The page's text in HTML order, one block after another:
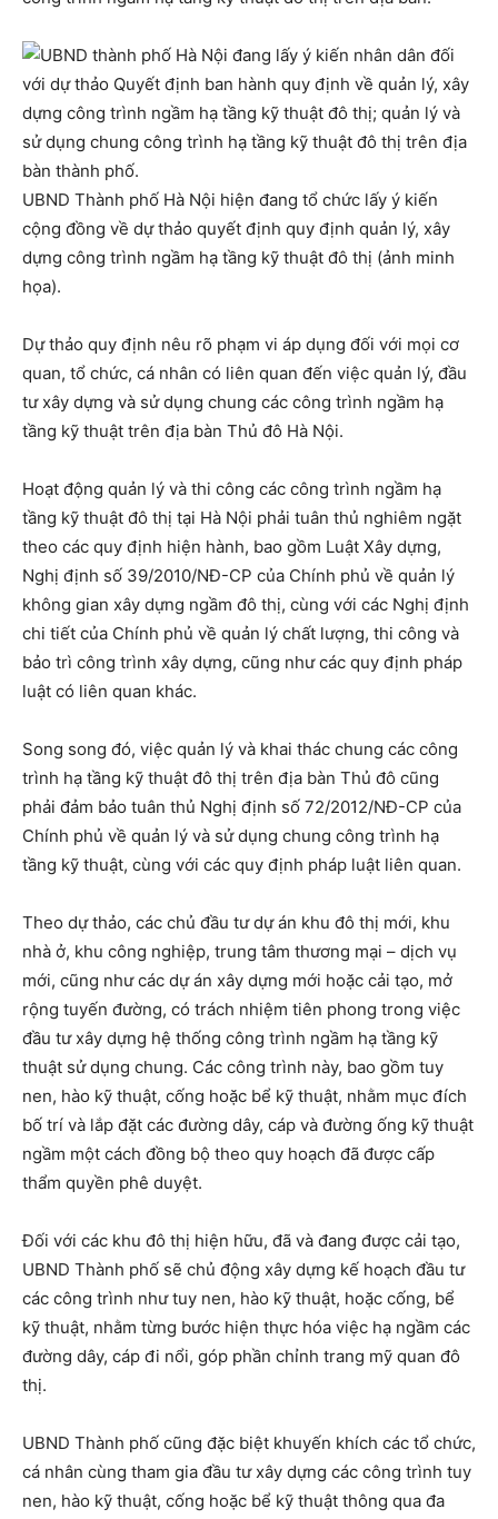
UBND Thành phố Hà Nội hiện đang tổ chức lấy ý kiến
cộng đồng về dự thảo quyết định quy định quản lý, xây
dựng công trình ngầm hạ tầng kỹ thuật đô thị (ảnh minh
họa).
Dự thảo quy định nêu rõ phạm vi áp dụng đối với mọi cơ
quan, tổ chức, cá nhân có liên quan đến việc quản lý, đầu
tư xây dựng và sử dụng chung các công trình ngầm hạ
tầng kỹ thuật trên địa bàn Thủ đô Hà Nội.
Hoạt động quản lý và thi công các công trình ngầm hạ
tầng kỹ thuật đô thị tại Hà Nội phải tuân thủ nghiêm ngặt
theo các quy định hiện hành, bao gồm Luật Xây dựng,
Nghị định số 39/2010/NĐ-CP của Chính phủ về quản lý
không gian xây dựng ngầm đô thị, cùng với các Nghị định
chi tiết của Chính phủ về quản lý chất lượng, thi công và
bảo trì công trình xây dựng, cũng như các quy định pháp
luật có liên quan khác.
Song song đó, việc quản lý và khai thác chung các công
trình hạ tầng kỹ thuật đô thị trên địa bàn Thủ đô cũng
phải đảm bảo tuân thủ Nghị định số 72/2012/NĐ-CP của
Chính phủ về quản lý và sử dụng chung công trình hạ
tầng kỹ thuật, cùng với các quy định pháp luật liên quan.
Theo dự thảo, các chủ đầu tư dự án khu đô thị mới, khu
nhà ở, khu công nghiệp, trung tâm thương mại – dịch vụ
mới, cũng như các dự án xây dựng mới hoặc cải tạo, mở
rộng tuyến đường, có trách nhiệm tiên phong trong việc
đầu tư xây dựng hệ thống công trình ngầm hạ tầng kỹ
thuật sử dụng chung. Các công trình này, bao gồm tuy
nen, hào kỹ thuật, cống hoặc bể kỹ thuật, nhằm mục đích
bố trí và lắp đặt các đường dây, cáp và đường ống kỹ thuật
ngầm một cách đồng bộ theo quy hoạch đã được cấp
thẩm quyền phê duyệt.
Đối với các khu đô thị hiện hữu, đã và đang được cải tạo,
UBND Thành phố sẽ chủ động xây dựng kế hoạch đầu tư
các công trình như tuy nen, hào kỹ thuật, hoặc cống, bể
kỹ thuật, nhằm từng bước hiện thực hóa việc hạ ngầm các
đường dây, cáp đi nổi, góp phần chỉnh trang mỹ quan đô
thị.
UBND Thành phố cũng đặc biệt khuyến khích các tổ chức,
cá nhân cùng tham gia đầu tư xây dựng các công trình tuy
nen, hào kỹ thuật, cống hoặc bể kỹ thuật thông qua đa